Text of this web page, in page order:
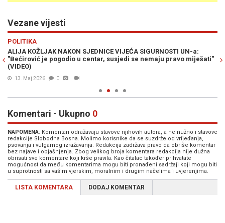
Vezane vijesti
POLITIKA
ALIJA KOŽLJAK NAKON SJEDNICE VIJEĆA SIGURNOSTI UN-a:
"Bećirović je pogodio u centar, susjedi se nemaju pravo miješati"
(VIDEO)
13. Maj 2026 0
Komentari - Ukupno 0
NAPOMENA: Komentari odražavaju stavove njihovih autora, a ne nužno i stavove
redakcije Slobodna Bosna. Molimo korisnike da se suzdrže od vrijeđanja,
psovanja i vulgarnog izražavanja. Redakcija zadržava pravo da obriše komentar
bez najave i objašnjenja. Zbog velikog broja komentara redakcija nije dužna
obrisati sve komentare koji krše pravila. Kao čitalac također prihvatate
mogućnost da među komentarima mogu biti pronađeni sadržaji koji mogu biti
u suprotnosti sa vašim vjerskim, moralnim i drugim načelima i uvjerenjima.
LISTA KOMENTARA DODAJ KOMENTAR